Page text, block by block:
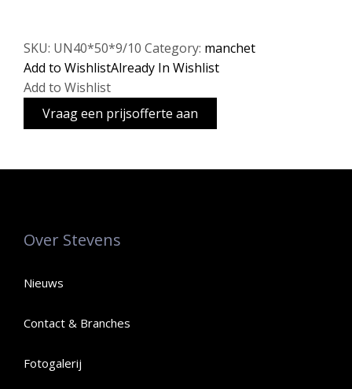
SKU: UN40*50*9/10 Category: manchet
Add to WishlistAlready In Wishlist
Add to Wishlist
Over Stevens
Nieuws
Contact & Branches
Fotogalerij